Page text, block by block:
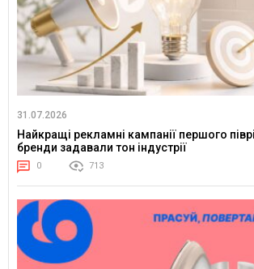
31.07.2026
Найкращі рекламні кампанії першого
бренди задавали тон індустрії
0 713